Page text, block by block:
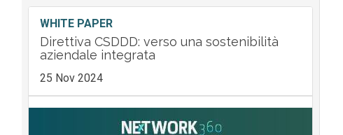
WHITE PAPER
Direttiva CSDDD: verso una sostenibilità
aziendale integrata
25 Nov 2024